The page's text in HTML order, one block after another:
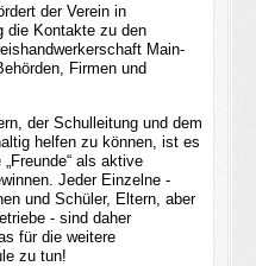
der Verein in
die Kontakte zu den
Main-
Firmen und
der Schulleitung und dem
helfenzu können, ist es
als aktive
Jeder Einzelne -
und Schüler, Eltern, aber
- sind daher
für die weitere
zu tun!